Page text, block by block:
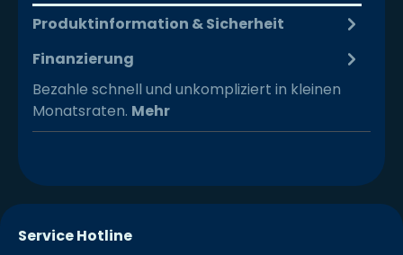
Produktinformation & Sicherheit
Finanzierung
Bezahle schnell und unkompliziert in kleinen
Monatsraten. Mehr
Service Hotline